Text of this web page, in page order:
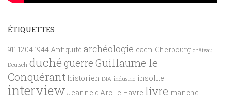
ÉTIQUETTES
911 1204 1944 Antiquité archéologie caen Cherbourg château
Deutsch duché guerreGuillaume le
Conquérant historien INA industrie insolite
interview Jeanne d'Arc le Havre livre manche